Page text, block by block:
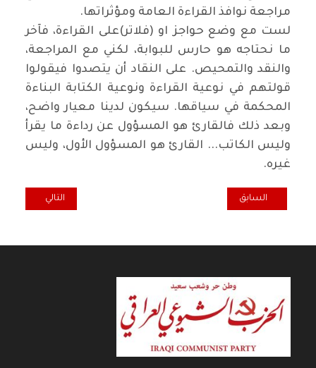
مراجعة نوافذ القراءة العامة ومؤثراتها.
لست مع وضع حواجز او (فلاتر)على القراءة، فآخر
ما نحتاجه هو حارس للبوابة، لكني مع المراجعة،
والنقد والتمحيص. على النقاد أن يتصدوا فيقولوا
قولتهم في نوعية القراءة ونوعية الكتابة البناءة
المحكمة في سياقها. سيكون لدينا معيار واضح،
وبعد ذلك فالقارئ هو المسؤول عن رداءة ما يقرأ
وليس الكاتب... القارئ هو المسؤول الأول، وليس
غيره.
المقال السابق: الكلام المباح.. وماذا بعد ذلك؟ / يوسف أبو الفوز
السابق المقال التالي:
التالي